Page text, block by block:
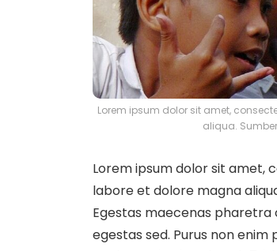
Lorem ipsum dolor sit amet,
aliqua.
Lorem ipsum dolor sit amet,
labore et dolore magna
Egestas maecenas pharetra
egestas sed. Purus non